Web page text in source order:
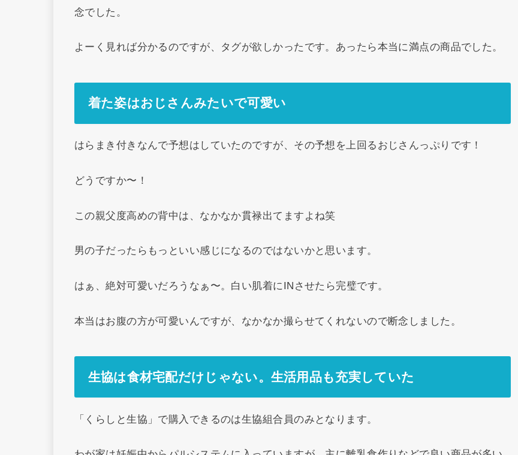
念でした。
よーく見れば分かるのですが、タグが欲しかったです。あったら本当に満点の商品でした。
着た姿はおじさんみたいで可愛い
はらまき付きなんで予想はしていたのですが、その予想を上回るおじさんっぷりです！
どうですか〜！
この親父度高めの背中は、なかなか貫禄出てますよね笑
男の子だったらもっといい感じになるのではないかと思います。
はぁ、絶対可愛いだろうなぁ〜。白い肌着にINさせたら完璧です。
本当はお腹の方が可愛いんですが、なかなか撮らせてくれないので断念しました。
生協は食材宅配だけじゃない。生活用品も充実していた
「くらしと生協」で購入できるのは生協組合員のみとなります。